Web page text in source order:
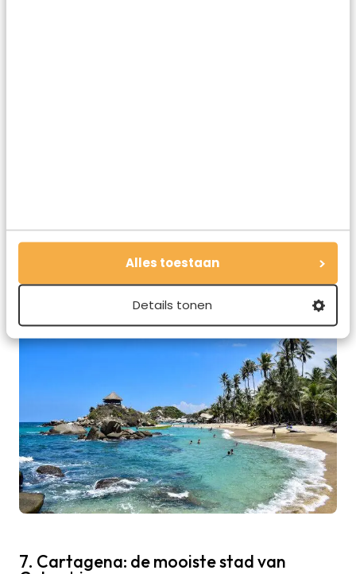
Alles toestaan
Details tonen
strand ter wereld genoemd. Ook Cañaveral en Playa la
7. Cartagena: de mooiste stad van